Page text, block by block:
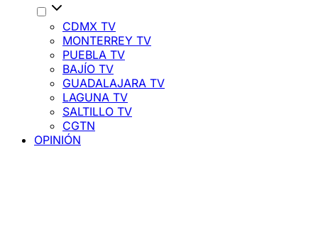
CDMX TV
MONTERREY TV
PUEBLA TV
BAJÍO TV
GUADALAJARA TV
LAGUNA TV
SALTILLO TV
CGTN
OPINIÓN